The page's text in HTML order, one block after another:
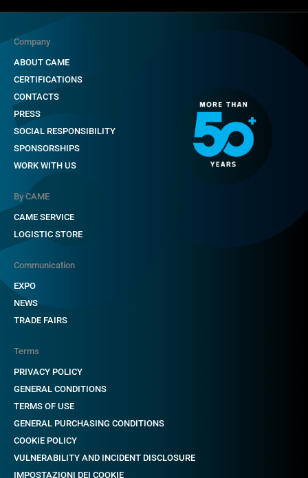
Company
ABOUT CAME
CERTIFICATIONS
CONTACTS
PRESS
SOCIAL RESPONSIBILITY
SPONSORSHIPS
WORK WITH US
By CAME
CAME SERVICE
LOGISTIC STORE
Communication
EXPO
NEWS
TRADE FAIRS
Terms
PRIVACY POLICY
GENERAL CONDITIONS
TERMS OF USE
GENERAL PURCHASING CONDITIONS
COOKIE POLICY
VULNERABILITY AND INCIDENT DISCLOSURE
IMPOSTAZIONI DEI COOKIE